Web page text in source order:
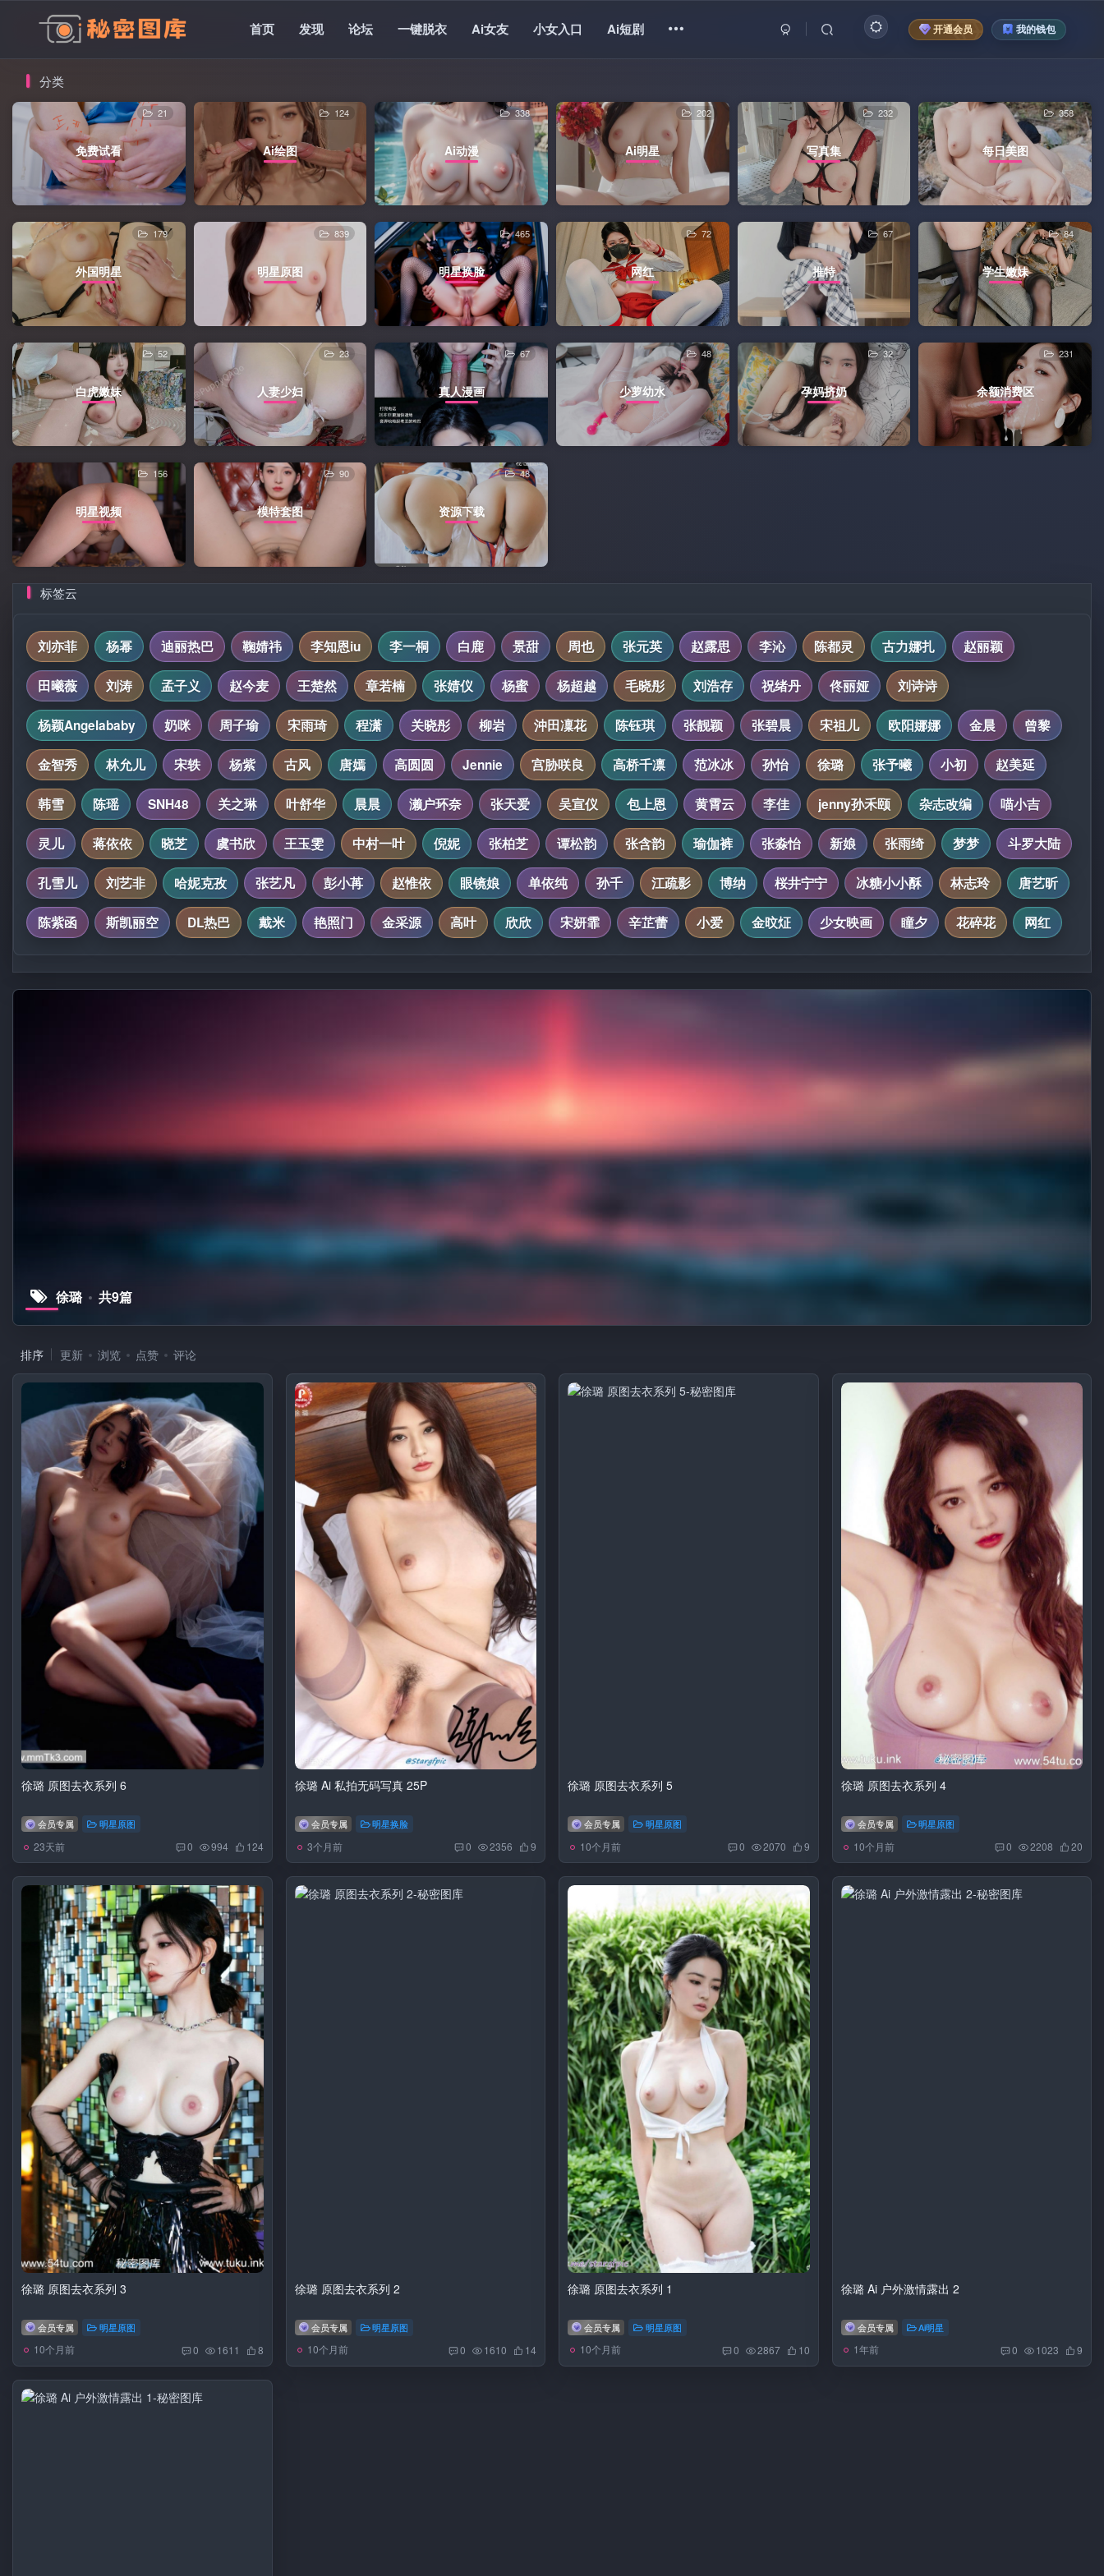
首页 发现 论坛 一键脱衣 Ai女友 小女入口 Ai短剧 开通会员 我的钱包
分类
免费试看
21
Ai绘图
124
Ai动漫
338
Ai明星
202
写真集
232
每日美图
358
外国明星
179
明星原图
839
明星换脸
465
网红
72
推特
67
学生嫩妹
84
白虎嫩妹
52
人妻少妇
23
真人漫画
67
少萝幼水
48
孕妈挤奶
32
余额消费区
231
明星视频
156
模特套图
90
资源下载
48
标签云
刘亦菲 杨幂 迪丽热巴 鞠婧祎 李知恩iu 李一桐 白鹿 景甜 周也 张元英 赵露思 李沁 陈都灵 古力娜扎 赵丽颖
田曦薇 刘涛 孟子义 赵今麦 王楚然 章若楠 张婧仪 杨蜜 杨超越 毛晓彤 刘浩存 祝绪丹 佟丽娅 刘诗诗
杨颖Angelababy 奶咪 周子瑜 宋雨琦 程潇 关晓彤 柳岩 沖田凜花 陈钰琪 张靓颖 张碧晨 宋祖儿 欧阳娜娜 金晨 曾黎
金智秀 林允儿 宋轶 杨紫 古风 唐嫣 高圆圆 Jennie 宫胁咲良 高桥千凛 范冰冰 孙怡 徐璐 张予曦 小初 赵美延
韩雪 陈瑶 SNH48 关之琳 叶舒华 晨晨 濑户环奈 张天爱 吴宣仪 包上恩 黄霄云 李佳 jenny孙禾颐 杂志改编 喵小吉
灵儿 蒋依依 晓芝 虞书欣 王玉雯 中村一叶 倪妮 张柏芝 谭松韵 张含韵 瑜伽裤 张淼怡 新娘 张雨绮 梦梦 斗罗大陆
孔雪儿 刘艺非 哈妮克孜 张艺凡 彭小苒 赵惟依 眼镜娘 单依纯 孙千 江疏影 博纳 桜井宁宁 冰糖小小酥 林志玲 唐艺昕
陈紫函 斯凯丽空 DL热巴 戴米 艳照门 金采源 高叶 欣欣 宋妍霏 辛芷蕾 小爱 金旼炡 少女映画 瞳夕 花碎花 网红
徐璐 共9篇
排序 更新 浏览 点赞 评论
徐璐 原图去衣系列 6
会员专属 明星原图
23天前 0 994 124
徐璐 Ai 私拍无码写真 25P
会员专属 明星换脸
3个月前 0 2356 9
徐璐 原图去衣系列 5
会员专属 明星原图
10个月前 0 2070 9
徐璐 原图去衣系列 4
会员专属 明星原图
10个月前 0 2208 20
徐璐 原图去衣系列 3
会员专属 明星原图
10个月前 0 1611 8
徐璐 原图去衣系列 2
会员专属 明星原图
10个月前 0 1610 14
徐璐 原图去衣系列 1
会员专属 明星原图
10个月前 0 2867 10
徐璐 Ai 户外激情露出 2
会员专属 Ai明星
1年前 0 1023 9